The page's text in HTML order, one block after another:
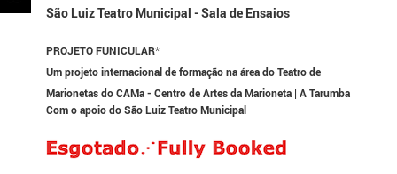
São Luiz Teatro Municipal - Sala de Ensaios
PROJETO FUNICULAR*
Um projeto internacional de formação na área do Teatro de
Marionetas do CAMa - Centro de Artes da Marioneta | A Tarumba
Com o apoio do São Luiz Teatro Municipal